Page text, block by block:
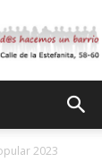
2023